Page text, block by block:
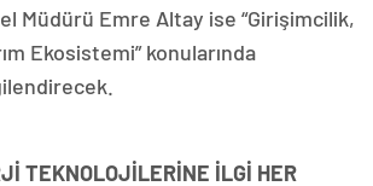
Müdürü Emre Altay ise “Girişimcilik,
Ekosistemi” konularında
TEKNOLOJİLERİNE İLGİ HER